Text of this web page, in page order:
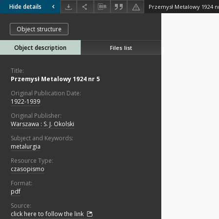
Hide details Przemysł Metalowy 1924
Object structure
Object description Files list
Title:
Przemysł Metalowy 1924 nr 5
Original Publication Date:
1922-1939
Original Publisher:
Warszawa : S. J. Okolski
Subject and Keywords:
metalurgia
Resource Type:
czasopismo
Format:
pdf
Source:
click here to follow the link